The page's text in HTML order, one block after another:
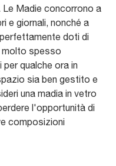
Le Madie concorrono a
e giornali, nonché a
doti di
molto spesso
qualche ora in
sia ben gestito e
una madia in vetro
l'opportunità di
composizioni